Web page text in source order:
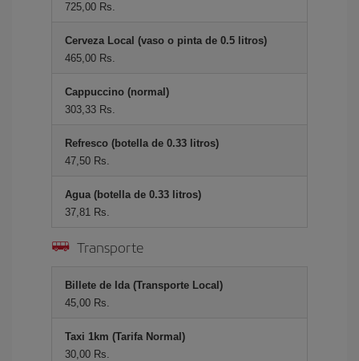
725,00 Rs.
Cerveza Local (vaso o pinta de 0.5 litros)
465,00 Rs.
Cappuccino (normal)
303,33 Rs.
Refresco (botella de 0.33 litros)
47,50 Rs.
Agua (botella de 0.33 litros)
37,81 Rs.
Transporte
Billete de Ida (Transporte Local)
45,00 Rs.
Taxi 1km (Tarifa Normal)
30,00 Rs.